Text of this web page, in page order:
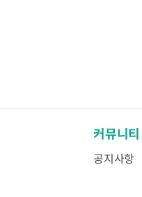
커뮤니티
공지사항